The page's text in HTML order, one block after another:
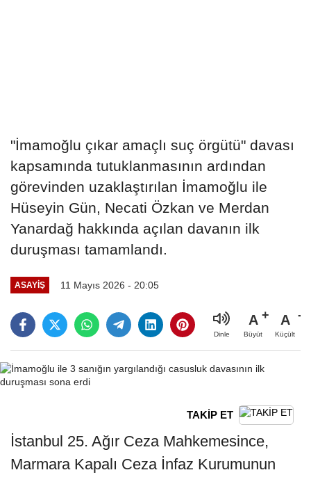
"İmamoğlu çıkar amaçlı suç örgütü" davası
kapsamında tutuklanmasının ardından
görevinden uzaklaştırılan İmamoğlu ile
Hüseyin Gün, Necati Özkan ve Merdan
Yanardağ hakkında açılan davanın ilk
duruşması tamamlandı.
ASAYIŞ 11 Mayıs 2026 - 20:05
Dinle
A
Büyüt
A
Küçült
TAKİP ET
İstanbul 25. Ağır Ceza Mahkemesince,
Marmara Kapalı Ceza İnfaz Kurumunun